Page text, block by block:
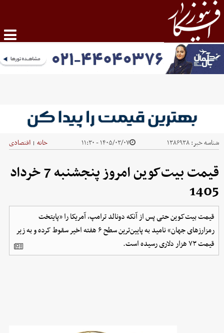
شناسه خبر:۱۳۸۶۹۳۸ ۱۴۰۵/۰۳/۰۷ - ۱۱:۳۰ خانه | اقتصادی
قیمت بیت‌کوین امروز پنجشنبه 7 خرداد
1405
قیمت بیت‌کوین حتی پس از آنکه دونالد ترامپ، آمریکا را «پایتخت
رمزارزهای جهان» نامید به پایین‌ترین سطح ۶ هفته اخیر سقوط کرده و به زیر
قیمت ۷۳ هزار دلاری رسیده است.